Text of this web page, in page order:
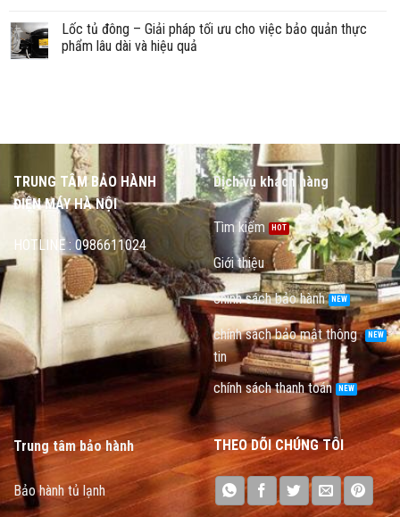
Lốc tủ đông – Giải pháp tối ưu cho việc bảo quản thực
phẩm lâu dài và hiệu quả
TRUNG TÂM BẢO HÀNH
ĐIỆN MÁY HÀ NỘI
HOTLINE : 0986611024
Dịch vụ khách hàng
Tìm kiếm
Giới thiệu
chính sách bảo hành
chính sách bảo mật thông
tin
chính sách thanh toán
Trung tâm bảo hành
Bảo hành tủ lạnh
THEO DÕI CHÚNG TÔI